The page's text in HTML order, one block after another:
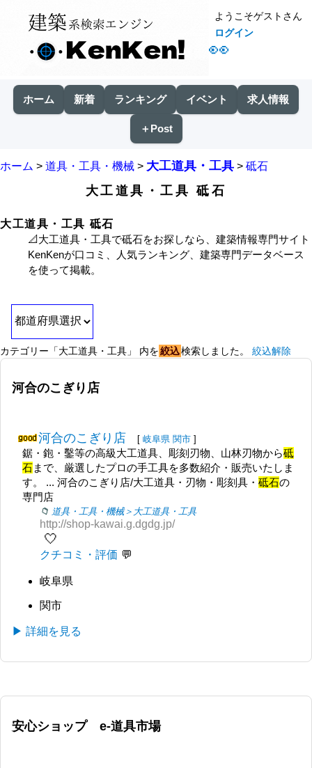
👀
ようこそゲストさん
ログイン
ホーム 新着 ランキング イベント 求人情報
＋Post
ホーム > 道具・工具・機械 > 大工道具・工具 > 砥石
大工道具・工具 砥石
大工道具・工具 砥石
📐大工道具・工具で砥石をお探しなら、建築情報専門サイト
KenKenが口コミ、人気ランキング、建築専門データベース
を使って掲載。
カテゴリー「大工道具・工具」 内を絞込検索しました。 絞込解除
河合のこぎり店
河合のこぎり店 [ 岐阜県 関市 ]
鋸・鉋・鑿等の高級大工道具、彫刻刃物、山林刃物から砥
石まで、厳選したプロの手工具を多数紹介・販売いたしま
す。 ... 河合のこぎり店/大工道具・刃物・彫刻具・砥石の
専門店
道具・工具・機械＞大工道具・工具
http://shop-kawai.g.dgdg.jp/
🤍
クチコミ・評価
岐阜県
関市
▶ 詳細を見る
安心ショップ e-道具市場